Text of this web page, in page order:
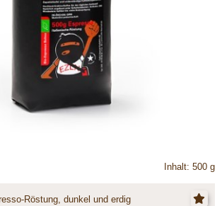
Inhalt: 500 g
Röstung, dunkel und erdig